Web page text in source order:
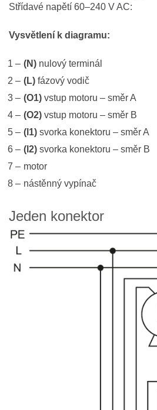
Střídavé napětí 60–240 V AC:
Vysvětlení k diagramu:
(N) nulový terminál
(L) fázový vodič
(O1) vstup motoru – směr A
(O2) vstup motoru – směr B
(l1) svorka konektoru – směr A
(l2) svorka konektoru – směr B
motor
nástěnný vypínač
Jeden konektor